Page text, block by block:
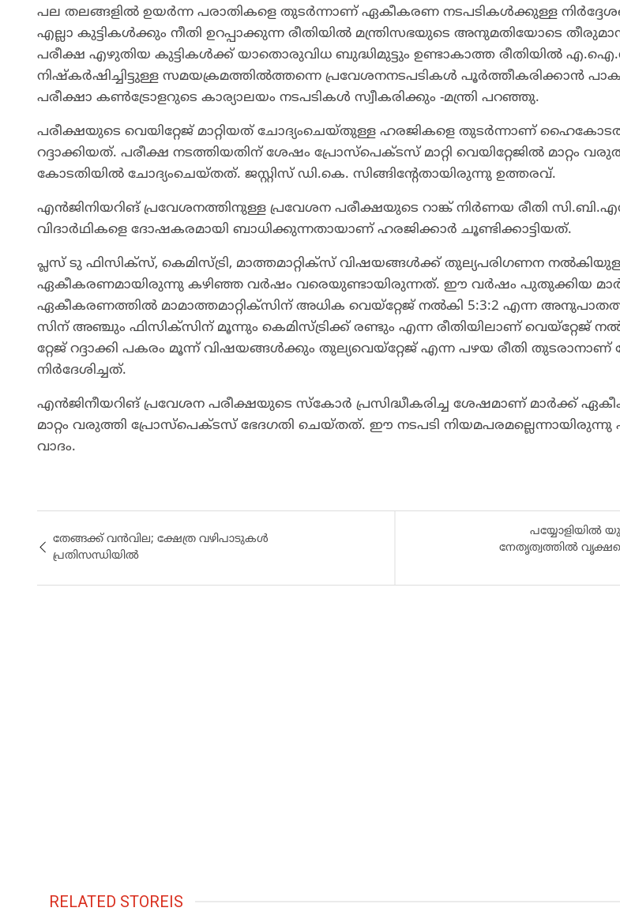
പല തലങ്ങളിൽ ഉയർന്ന പരാതികളെ തുടർന്നാണ് ഏകീകരണ നടപടികൾക്കുള്ള
എല്ലാ കുട്ടികൾക്കും നീതി ഉറപ്പാക്കുന്ന രീതിയിൽ മന്ത്രിസഭയുടെ അനുമതിയോടെ
പരീക്ഷ എഴുതിയ കുട്ടികൾക്ക് യാതൊരുവിധ ബുദ്ധിമുട്ടും ഉണ്ടാകാത്ത രീതിയിൽ
നിഷ്കർഷിച്ചിട്ടുള്ള സമയക്രമത്തിൽത്തന്നെ പ്രവേശനനടപടികൾ പൂർത്തീകരിക്കാൻ
പരീക്ഷാ കൺട്രോളറുടെ കാര്യാലയം നടപടികൾ സ്വീകരിക്കും -മന്ത്രി പറഞ്ഞു.
പരീക്ഷയുടെ വെയിറ്റേജ് മാറ്റിയത് ചോദ്യംചെയ്തുള്ള ഹരജികളെ തുടർന്നാണ്
റദ്ദാക്കിയത്. പരീക്ഷ നടത്തിയതിന് ശേഷം പ്രോസ്പെക്ടസ് മാറ്റി വെയിറ്റേജിൽ മാറ്റം
കോടതിയിൽ ചോദ്യംചെയ്തത്. ജസ്റ്റിസ് ഡി.കെ. സിങ്ങിന്റേതായിരുന്നു ഉത്തരവ്.
എന്‍ജിനിയറിങ് പ്രവേശനത്തിനുള്ള പ്രവേശന പരീക്ഷയുടെ റാങ്ക് നിര്‍ണയ രീതി
വിദാര്‍ഥികളെ ദോഷകരമായി ബാധിക്കുന്നതായാണ് ഹരജിക്കാർ ചൂണ്ടിക്കാട്ടിയത്.
പ്ലസ്​ ടു ഫിസിക്സ്​, കെമിസ്​ട്രി, മാത്തമാറ്റിക്സ്​ വിഷയങ്ങൾക്ക്​ തുല്യപരിഗണന
ഏകീകരണമായിരുന്നു കഴിഞ്ഞ വർഷം വരെയുണ്ടായിരുന്നത്​. ഈ വർഷം പുതുക്കിയ
ഏകീകരണത്തിൽ മാമാത്തമാറ്റിക്സിന്​ അധിക വെയ്​റ്റേജ്​ നൽകി 5:3:2 എന്ന
സിന് അഞ്ചും ഫിസിക്സിന്​ മൂന്നും കെമിസ്​ട്രിക്ക്​ രണ്ടും എന്ന രീതിയിലാണ്​
റ്റേജ്​ റദ്ദാക്കി പകരം മൂന്ന്​ വിഷയങ്ങൾക്കും തുല്യവെയ്​റ്റേജ്​ എന്ന പഴയ രീതി തുടരാനാണ്​
നിർദേശിച്ചത്​.
എൻജിനീയറിങ്​ പ്രവേശന പരീക്ഷയുടെ സ്​കോർ പ്രസിദ്ധീകരിച്ച ശേഷമാണ്​ ​മാർക്ക്​
മാറ്റം വരുത്തി പ്രോസ്​പെക്ടസ്​ ഭേദഗതി ചെയ്തത്​. ഈ നടപടി നിയമപരമല്ലെന്നായിരുന്നു
വാദം.
തേങ്ങക്ക്​ വൻവില; ക്ഷേത്ര വഴിപാടുകൾ
പ്രതിസന്ധിയിൽ
പയ്യോളിയിൽ
നേതൃത്വത്തിൽ
RELATED STOREIS